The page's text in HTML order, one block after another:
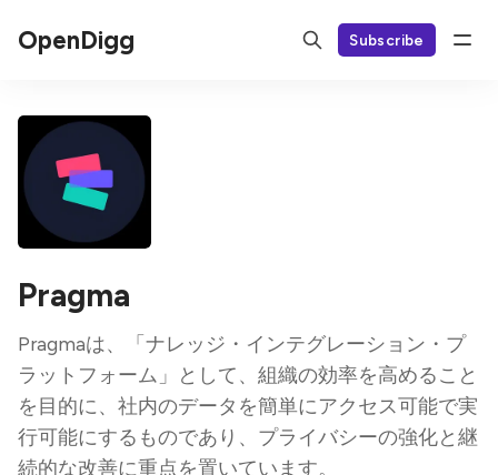
OpenDigg Subscribe
Pragma
Pragmaは、「ナレッジ・インテグレーション・プ
ラットフォーム」として、組織の効率を高めること
を目的に、社内のデータを簡単にアクセス可能で実
行可能にするものであり、プライバシーの強化と継
続的な改善に重点を置いています。